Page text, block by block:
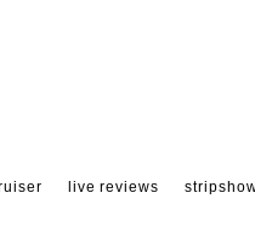
live reviews